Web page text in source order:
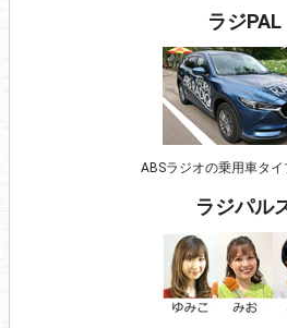
ラジPAL
ABSラジオの乗用車タ
ラジパル